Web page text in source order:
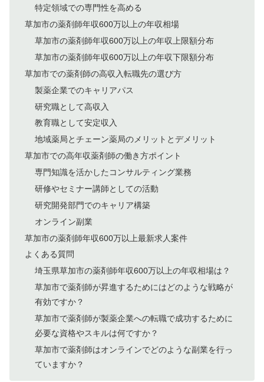
特定領域での専門性を高める
草加市の薬剤師年収600万以上の年収相場
草加市の薬剤師年収600万以上の年収上限額分布
草加市の薬剤師年収600万以上の年収下限額分布
草加市での薬剤師の高収入転職先の選び方
製薬企業でのキャリアパス
研究職として高収入
教育職として安定収入
地域薬局とチェーン薬局のメリットとデメリット
草加市での高年収薬剤師の働き方ポイント
専門知識を活かしたコンサルティング業務
研修やセミナー講師としての活動
研究開発部門でのキャリア構築
オンライン副業
草加市の薬剤師年収600万以上最新求人案件
よくある質問
埼玉県草加市の薬剤師年収600万以上の年収相場は？
草加市で薬剤師が昇進するためにはどのような戦略が
有効ですか？
草加市で薬剤師が製薬企業への転職で成功するために
必要な資格やスキルは何ですか？
草加市で薬剤師はオンラインでどのような副業を行っ
ていますか？